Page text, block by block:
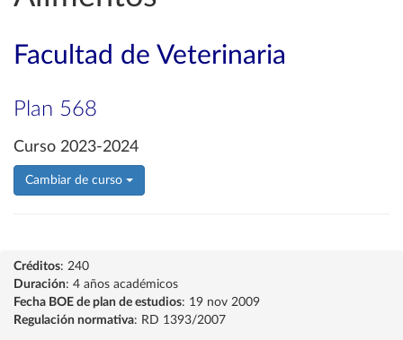
Facultad de Veterinaria
Plan 568
Curso 2023-2024
Cambiar de curso
Créditos: 240
Duración: 4 años académicos
Fecha BOE de plan de estudios: 19 nov 2009
Regulación normativa: RD 1393/2007